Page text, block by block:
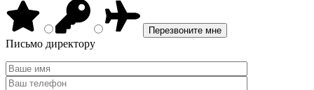
Письмо директору